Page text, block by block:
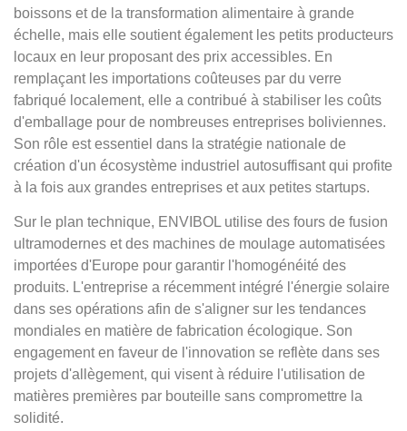
boissons et de la transformation alimentaire à grande
échelle, mais elle soutient également les petits producteurs
locaux en leur proposant des prix accessibles. En
remplaçant les importations coûteuses par du verre
fabriqué localement, elle a contribué à stabiliser les coûts
d'emballage pour de nombreuses entreprises boliviennes.
Son rôle est essentiel dans la stratégie nationale de
création d'un écosystème industriel autosuffisant qui profite
à la fois aux grandes entreprises et aux petites startups.
Sur le plan technique, ENVIBOL utilise des fours de fusion
ultramodernes et des machines de moulage automatisées
importées d'Europe pour garantir l'homogénéité des
produits. L'entreprise a récemment intégré l'énergie solaire
dans ses opérations afin de s'aligner sur les tendances
mondiales en matière de fabrication écologique. Son
engagement en faveur de l'innovation se reflète dans ses
projets d'allègement, qui visent à réduire l'utilisation de
matières premières par bouteille sans compromettre la
solidité.